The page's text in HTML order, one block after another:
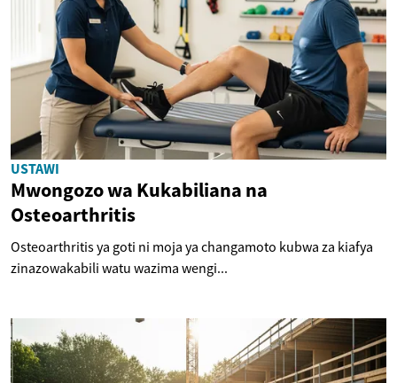
USTAWI
Mwongozo wa Kukabiliana na
Osteoarthritis
Osteoarthritis ya goti ni moja ya changamoto kubwa za kiafya
zinazowakabili watu wazima wengi...